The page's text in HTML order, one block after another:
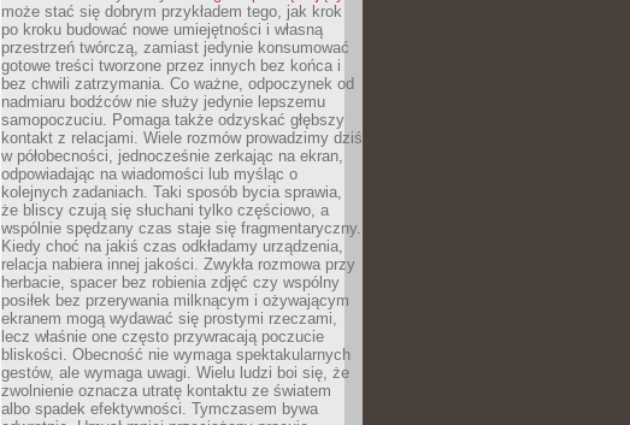
może stać się dobrym przykładem tego, jak krok
po kroku budować nowe umiejętności i własną
przestrzeń twórczą, zamiast jedynie konsumować
gotowe treści tworzone przez innych bez końca i
bez chwili zatrzymania. Co ważne, odpoczynek od
nadmiaru bodźców nie służy jedynie lepszemu
samopoczuciu. Pomaga także odzyskać głębszy
kontakt z relacjami. Wiele rozmów prowadzimy dziś
w półobecności, jednocześnie zerkając na ekran,
odpowiadając na wiadomości lub myśląc o
kolejnych zadaniach. Taki sposób bycia sprawia,
że bliscy czują się słuchani tylko częściowo, a
wspólnie spędzany czas staje się fragmentaryczny.
Kiedy choć na jakiś czas odkładamy urządzenia,
relacja nabiera innej jakości. Zwykła rozmowa przy
herbacie, spacer bez robienia zdjęć czy wspólny
posiłek bez przerywania milknącym i ożywającym
ekranem mogą wydawać się prostymi rzeczami,
lecz właśnie one często przywracają poczucie
bliskości. Obecność nie wymaga spektakularnych
gestów, ale wymaga uwagi. Wielu ludzi boi się, że
zwolnienie oznacza utratę kontaktu ze światem
albo spadek efektywności. Tymczasem bywa